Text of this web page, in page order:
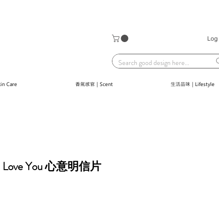
Log
Care 香氣感官｜Scent 生活品味｜Lifestyle
You 心意明信片